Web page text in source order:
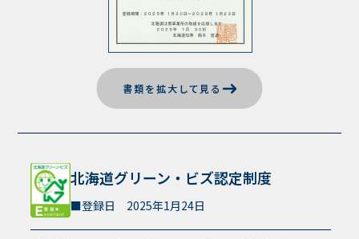
書類を拡大して見る
北海道グリーン・ビズ認定制度
登録日 2025年1月24日